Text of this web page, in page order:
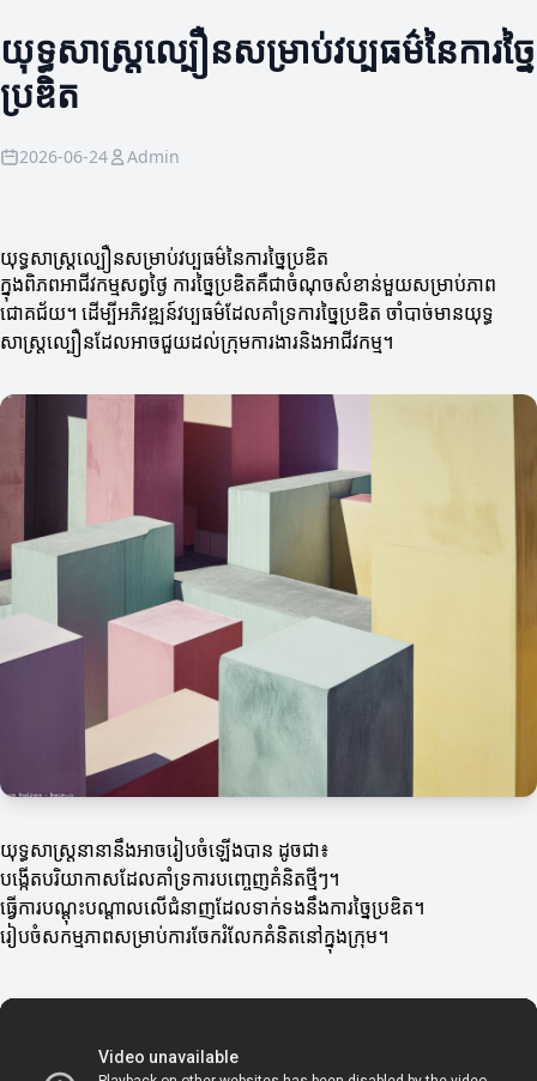
យុទ្ធសាស្ត្រល្បឿនសម្រាប់វប្បធម៌នៃការច្នៃ
ប្រឌិត
2026-06-24 Admin
យុទ្ធសាស្ត្រល្បឿនសម្រាប់វប្បធម៌នៃការច្នៃប្រឌិត
ក្នុងពិភពអាជីវកម្មសព្វថ្ងៃ ការច្នៃប្រឌិតគឺជាចំណុចសំខាន់មួយសម្រាប់ភាព
ជោគជ័យ។ ដើម្បីអភិវឌ្ឍន៍វប្បធម៌ដែលគាំទ្រការច្នៃប្រឌិត ចាំបាច់មានយុទ្ធ
សាស្ត្រល្បឿនដែលអាចជួយដល់ក្រុមការងារនិងអាជីវកម្ម។
យុទ្ធសាស្ត្រនានានឹងអាចរៀបចំឡើងបាន ដូចជា៖
បង្កើតបរិយាកាសដែលគាំទ្រការបញ្ចេញគំនិតថ្មីៗ។
ធ្វើការបណ្ដុះបណ្ដាលលើជំនាញដែលទាក់ទងនឹងការច្នៃប្រឌិត។
រៀបចំសកម្មភាពសម្រាប់ការចែករំលែកគំនិតនៅក្នុងក្រុម។